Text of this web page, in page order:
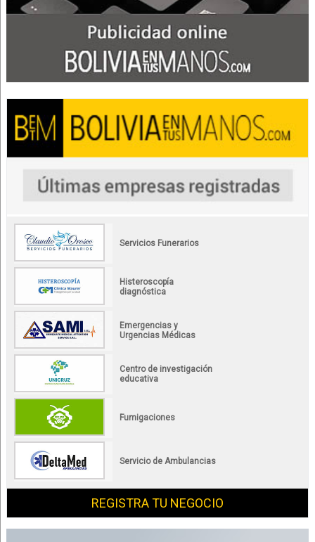
Servicios Funerarios
Histeroscopía
diagnóstica
Emergencias y
Urgencias Médicas
Centro de investigación
educativa
Fumigaciones
Servicio de Ambulancias
REGISTRA TU NEGOCIO